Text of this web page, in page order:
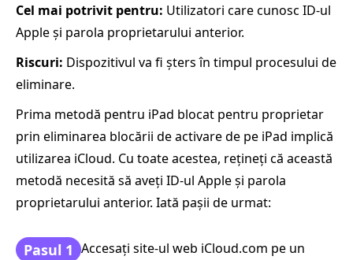
Cel mai potrivit pentru: Utilizatori care cunosc ID‑ul
Apple și parola proprietarului anterior.
Riscuri: Dispozitivul va fi șters în timpul procesului de
eliminare.
Prima metodă pentru iPad blocat pentru proprietar
prin eliminarea blocării de activare de pe iPad implică
utilizarea iCloud. Cu toate acestea, rețineți că această
metodă necesită să aveți ID-ul Apple și parola
proprietarului anterior. Iată pașii de urmat:
Pasul 1 Accesați site-ul web iCloud.com pe un